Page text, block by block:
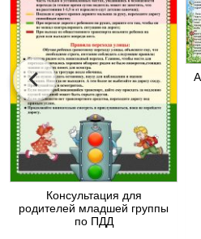
Консультация для
родителей младшей группы
по ПДД